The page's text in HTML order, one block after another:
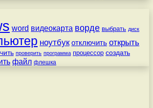
word видеокарта ворде выбрать диск
ноутбук отключить открыть
проверить программа процессор создать
файл флешка